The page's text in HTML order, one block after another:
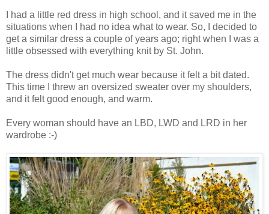
I had a little red dress in high school, and it saved me in the
situations when I had no idea what to wear. So, I decided to
get a similar dress a couple of years ago; right when I was a
little obsessed with everything knit by St. John.
The dress didn't get much wear because it felt a bit dated.
This time I threw an oversized sweater over my shoulders,
and it felt good enough, and warm.
Every woman should have an LBD, LWD and LRD in her
wardrobe :-)